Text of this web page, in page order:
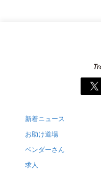
新着ニュース
お助け道場
ベンダーさん
求人